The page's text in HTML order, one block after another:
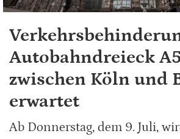
Autobahndreieck
zwischen Köln und
erwartet
Ab Donnerstag, dem 9. Juli,